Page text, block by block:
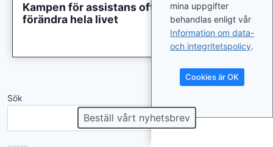
Kampen för assistans ofta lång – men kan
förändra hela livet
Sök
Sök
Beställ vårt nyhetsbrev
mina uppgifter
behandlas enligt vår
Information om data-
och integritetspolicy.
Cookies är OK